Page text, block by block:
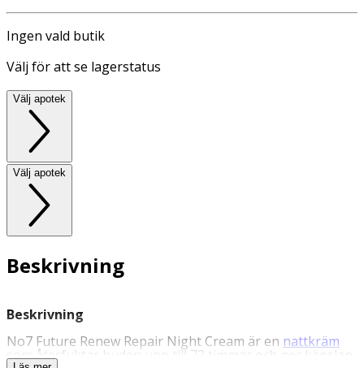
Ingen vald butik
Välj för att se lagerstatus
Välj apotek
Välj apotek
Beskrivning
Beskrivning
No7 Future Renew Repair Night Cream är en nattkräm
som återfuktar huden upp till 72 timmar och ger känslan